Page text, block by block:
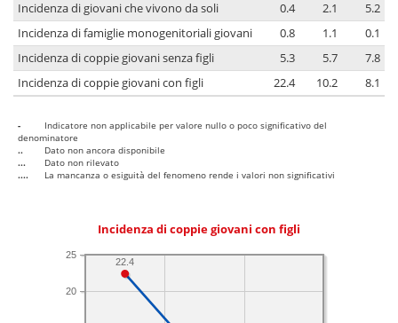
Incidenza di giovani che vivono da soli 0.4 2.1
5.2
Incidenza di famiglie monogenitoriali giovani
0.8 1.1
0.1
Incidenza di coppie giovani senza figli
5.3 5.7
7.8
Incidenza di coppie giovani con figli
22.4 10.2 8.1
-
Indicatore non applicabile per valore nullo o poco significativo del
denominatore
..
Dato non ancora disponibile
...
Dato non rilevato
....
La mancanza o esiguità del fenomeno rende i valori non significativi
Incidenza di coppie giovani con figli
20
25
22.4